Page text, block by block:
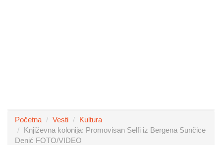
Početna Vesti
Kultura
Književna kolonija: Promovisan Selfi iz Bergena Sunčice
Denić FOTO/VIDEO